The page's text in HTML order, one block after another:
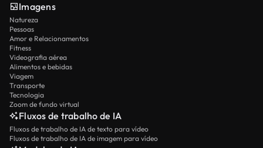
Imagens
Natureza
Pessoas
Amor e Relacionamentos
Fitness
Videografia aérea
Alimentos e bebidas
Viagem
Transporte
Tecnologia
Zoom de fundo virtual
Fluxos de trabalho de IA
Fluxos de trabalho de IA de texto para vídeo
Fluxos de trabalho de IA de imagem para vídeo